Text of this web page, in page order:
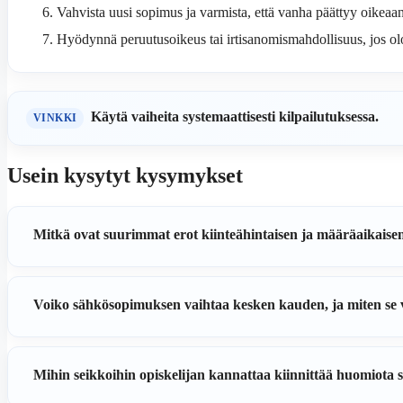
Vahvista uusi sopimus ja varmista, että vanha päättyy
Hyödynnä peruutusoikeus tai irtisanomismahdollisuus, jos
VINKKI Käytä vaiheita systemaattisesti kilpailutuksessa.
Usein kysytyt kysymykset
Mitkä ovat suurimmat erot kiinteähintaisen ja
Voiko sähkösopimuksen vaihtaa kesken kauden, ja miten
Mihin seikkoihin opiskelijan kannattaa kiinnittää huomiota